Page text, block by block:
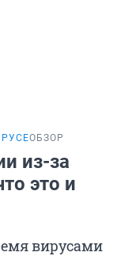
ОБЗОР
из-за
это и
вирусами